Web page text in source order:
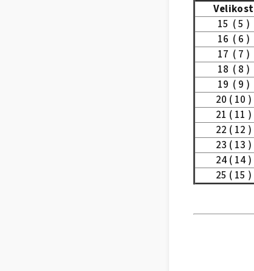
Velikost
15 ( 5 )
16 ( 6 )
17 ( 7 )
18 ( 8 )
19 ( 9 )
20 ( 10 )
21 ( 11 )
22 ( 12 )
23 ( 13 )
24 ( 14 )
25 ( 15 )